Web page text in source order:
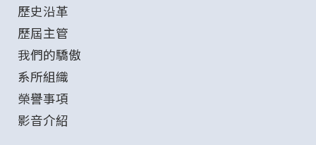
歷史沿革
歷屆主管
我們的驕傲
系所組織
榮譽事項
影音介紹